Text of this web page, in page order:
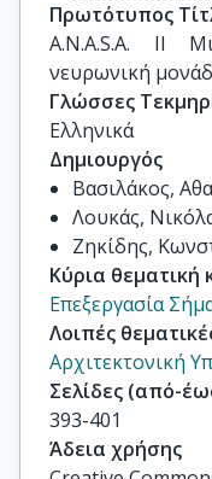
Πρωτότυπος
A.N.A.S.A. II
νευρωνική
Γλώσσες
Ελληνικά
Δημιουργός
Βασιλάκος,
Λουκάς,
Ζηκίδης,
Κύρια θεματική
Επεξεργασία
Λοιπές
Αρχιτεκτονική
Σελίδες (από-
393-401
Άδεια χρήσης